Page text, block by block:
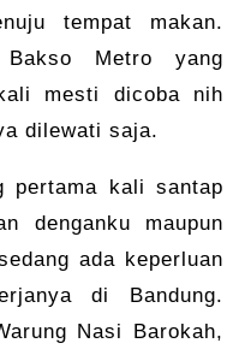
tempat makan.
Metro yang
mesti dicoba nih
dilewati saja.
pertama kali santap
denganku maupun
ada keperluan
di Bandung.
Nasi Barokah,